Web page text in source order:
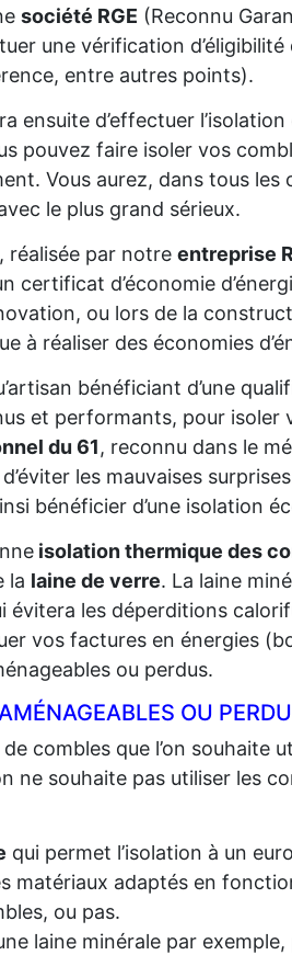
société RGE (Reconnu
une vérification
entre autres points).
ensuite d’effectuer
pouvez faire isoler vos
Vous aurez, dans tous les
le plus grand sérieux.
réalisée par notre entreprise
certificat d’économie
ou lors de la
à réaliser des économies
bénéficiant d’une
et performants, pour isoler
du 61, reconnu dans le
les mauvaises
bénéficier d’une isolation
isolation thermique des
la laine de verre. La laine
les déperditions
vos factures en énergies
ou perdus.
OU
combles que l’on souhaite
ne souhaite pas utiliser les
qui permet l’isolation à un
matériaux adaptés en
ou pas.
laine minérale par